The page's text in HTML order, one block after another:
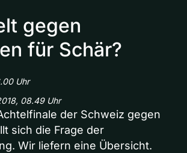
gegen
für Schär?
Uhr
08.49 Uhr
der Schweiz gegen
sich die Frage der
Wir liefern eine Übersicht.